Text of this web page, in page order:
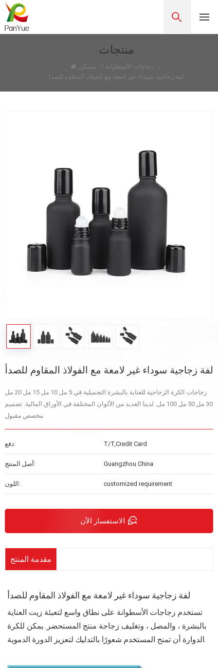
منتجات
مسكن / زجاجات الأسطوانة
/
لفة زجاجية سوداء غير لامعة مع الفولاذ المقاوم للصدأ
لفة زجاجية سوداء غير لامعة مع الفولاذ المقاوم للصدأ
زجاجات الكرة الزجاجية للعناية بالبشرة التجميلية في 5 مل 10 مل 15 مل 20 مل
30 مل 50 مل 100 مل. لدينا العديد من الألوان المختلفة في الأوراق المالية. تصميم
مخصص مقبول
دفع: T/T,Credit Card
أصل المنتج: Guangzhou China
اللون: customized requirement
الاستفسار الآن
مقدمة المنتج
لفة زجاجية سوداء غير لامعة مع الفولاذ المقاوم للصدأ
تستخدم زجاجات الأسطوانة على نطاق واسع لتعبئة زيت العناية
بالبشرة ، والمصل ، وتغليف زجاجة منتج المستحضر. يمكن للكرة
الدوارة أن تمنح المستخدم شعورًا بالتدليك لتعزيز الدورة الدموية.